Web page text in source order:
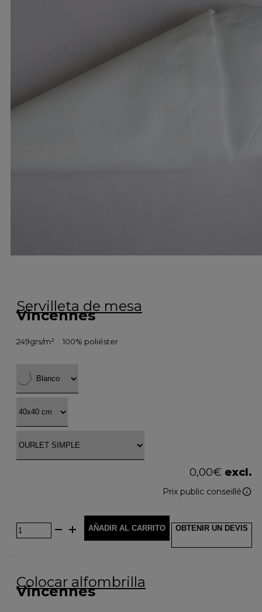
Servilleta de mesa
Vincennes
249grs/m² 100% poliéster
0,00€ excl.
Prix public conseillé
AÑADIR AL CARRITO OBTENIR UN DEVIS
Colocar alfombrilla
Vincennes